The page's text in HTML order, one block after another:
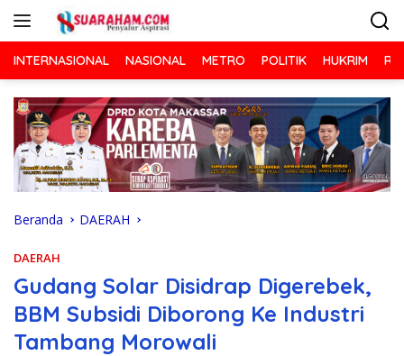
INTERNASIONAL NASIONAL METRO POLITIK HUKRIM
Beranda DAERAH
DAERAH
Gudang Solar Disidrap Digerebek,
BBM Subsidi Diborong Ke Industri
Tambang Morowali